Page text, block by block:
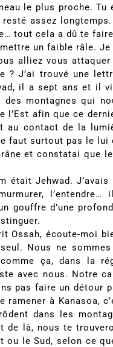
le plus proche.
assez
tout cela a dû te
un faible râle.
alliez vous attaquer
? J’ai trouvé une
il a sept ans et il
des montagnes qui
l’Est afin que ce
au contact de la
faut surtout pas le lui
et constatai que
était Jehwad.
gouffre d’une
Ossah, écoute-moi
Nous ne
ça, dans la
avec nous. Notre
pas faire un détour
ramener à Kanasoa,
dans les
de là, nous te
ou le Sud, selon ce